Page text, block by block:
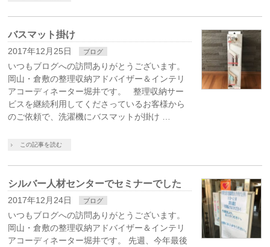
バスマット掛け
2017年12月25日 ブログ
いつもブログへの訪問ありがとうございます。
岡山・倉敷の整理収納アドバイザー＆インテリ
アコーディネーター堀井です。 整理収納サー
ビスを継続利用してくださっているお客様から
のご依頼で、洗濯機にバスマットが掛け …
この記事を読む
シルバー人材センターでセミナーでした
2017年12月24日 ブログ
いつもブログへの訪問ありがとうございます。
岡山・倉敷の整理収納アドバイザー＆インテリ
アコーディネーター堀井です。 先週、今年最後